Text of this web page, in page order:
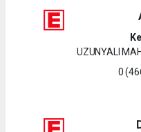
UZUNYALI
0